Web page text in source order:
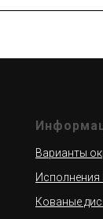
Варианты
Исполнения
Кованые